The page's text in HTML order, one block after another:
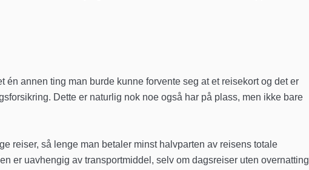
én annen ting man burde kunne forvente seg at et reisekort og det er
Dette er naturlig nok noe også har på plass, men ikke bare
reiser, så lenge man betaler minst halvparten av reisens totale
er uavhengig av transportmiddel, selv om dagsreiser uten overnatting